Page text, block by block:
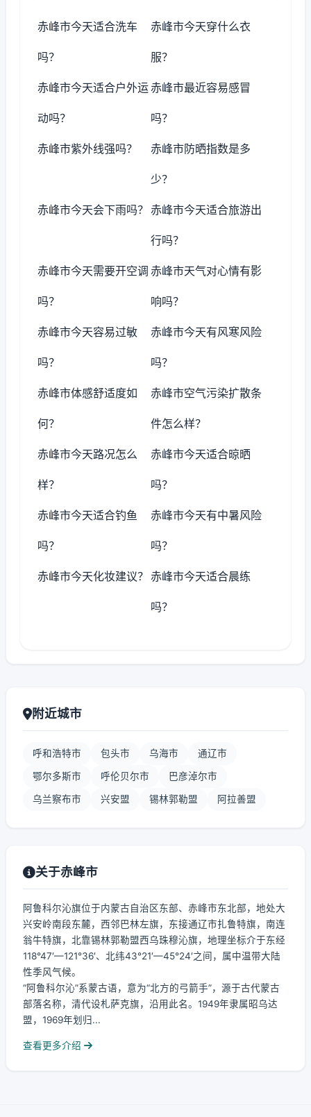
赤峰市今天适合洗车
吗？
赤峰市今天穿什么衣
服？
赤峰市今天适合户外运
动吗？
赤峰市最近容易感冒
吗？
赤峰市紫外线强吗？ 赤峰市防晒指数是多
少？
赤峰市今天会下雨吗？ 赤峰市今天适合旅游出
行吗？
赤峰市今天需要开空调
吗？
赤峰市天气对心情有影
响吗？
赤峰市今天容易过敏
吗？
赤峰市今天有风寒风险
吗？
赤峰市体感舒适度如
何？
赤峰市空气污染扩散条
件怎么样？
赤峰市今天路况怎么
样？
赤峰市今天适合晾晒
吗？
赤峰市今天适合钓鱼
吗？
赤峰市今天有中暑风险
吗？
赤峰市今天化妆建议？ 赤峰市今天适合晨练
吗？
附近城市
呼和浩特市 包头市 乌海市 通辽市
鄂尔多斯市 呼伦贝尔市 巴彦淖尔市
乌兰察布市 兴安盟 锡林郭勒盟 阿拉善盟
关于赤峰市
阿鲁科尔沁旗位于内蒙古自治区东部、赤峰市东北部，地处大
兴安岭南段东麓，西邻巴林左旗，东接通辽市扎鲁特旗，南连
翁牛特旗，北靠锡林郭勒盟西乌珠穆沁旗，地理坐标介于东经
118°47′—121°36′、北纬43°21′—45°24′之间，属中温带大陆
性季风气候。
“阿鲁科尔沁”系蒙古语，意为“北方的弓箭手”，源于古代蒙古
部落名称，清代设札萨克旗，沿用此名。1949年隶属昭乌达
盟，1969年划归...
查看更多介绍